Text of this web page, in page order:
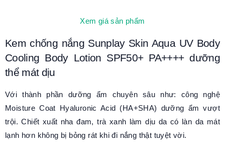
Xem giá sản phẩm
Kem chống nắng Sunplay Skin Aqua UV Body
Cooling Body Lotion SPF50+ PA++++ dưỡng
thể mát dịu
Với thành phần dưỡng ẩm chuyên sâu như: công nghệ
Moisture Coat Hyaluronic Acid (HA+SHA) dưỡng ẩm vượt
trội. Chiết xuất nha đam, trà xanh làm dịu da có làn da mát
lạnh hơn không bị bỏng rát khi đi nắng thật tuyệt vời.